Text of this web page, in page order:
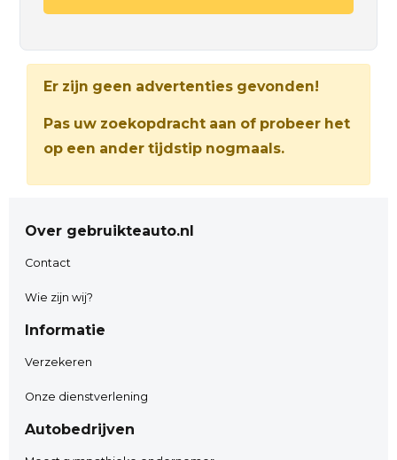
Er zijn geen advertenties gevonden!
Pas uw zoekopdracht aan of probeer het
op een ander tijdstip nogmaals.
Over gebruikteauto.nl
Contact
Wie zijn wij?
Informatie
Verzekeren
Onze dienstverlening
Autobedrijven